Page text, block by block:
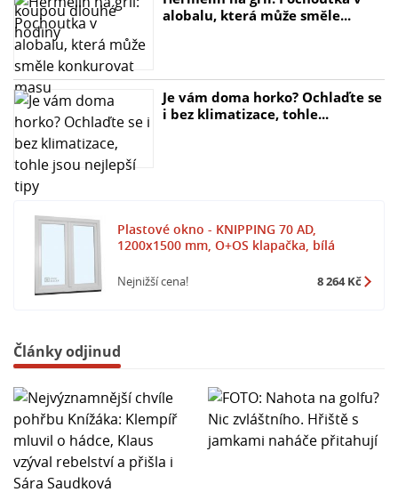
alobalu, která může směle...
Je vám doma horko? Ochlaďte se
i bez klimatizace, tohle...
Plastové okno - KNIPPING 70 AD,
1200x1500 mm, O+OS klapačka, bílá
Nejnižší cena! 8 264 Kč
Články odjinud